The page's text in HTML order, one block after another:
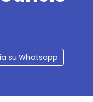
su Whatsapp